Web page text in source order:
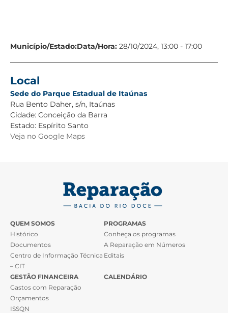
Município/Estado:Data/Hora: 28/10/2024, 13:00 - 17:00
Local
Sede do Parque Estadual de Itaúnas
Rua Bento Daher, s/n, Itaúnas
Cidade: Conceição da Barra
Estado: Espírito Santo
Veja no Google Maps
QUEM SOMOS
Histórico
Documentos
Centro de Informação Técnica
– CIT
PROGRAMAS
Conheça os programas
A Reparação em Números
Editais
GESTÃO FINANCEIRA
Gastos com Reparação
Orçamentos
ISSQN
CALENDÁRIO